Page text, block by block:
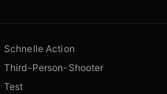
Schnelle Action
Third-Person-Shooter
Test